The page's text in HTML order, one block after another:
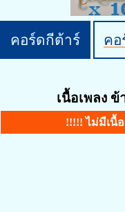
คอร์ดกีต้าร์ คอ
เนื้อเพลง ข้
!!!!! ไม่มีเนื้